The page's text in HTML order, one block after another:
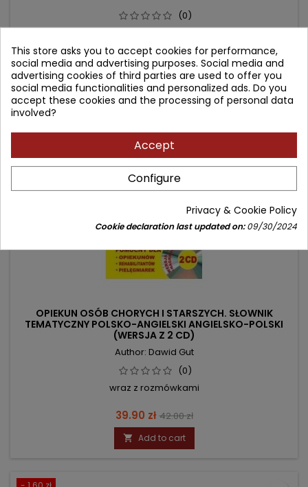
(0)
Price
28.40 złRegular
price
31.50 zł
 Add to cart
- 2.10 zł
OPIEKUN OSÓB CHORYCH I STARSZYCH. SŁOWNIK
TEMATYCZNY POLSKO-ANGIELSKI ANGIELSKO-POLSKI
(WERSJA Z 2 CD)
Author: Dawid Gut
(0)
wraz z rozmówkami
Price
39.90 zł Regular
price
42.00 zł
 Add to cart
This store asks you to accept cookies for performance,
social media and advertising purposes. Social media and
advertising cookies of third parties are used to offer you
social media functionalities and personalized ads. Do you
accept these cookies and the processing of personal data
involved?
Accept
Configure
Privacy & Cookie Policy
Cookie declaration last updated on:09/30/2024